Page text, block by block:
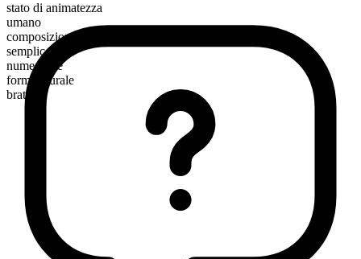
stato di animatezza
umano
composizione morfologica
semplice
numerabile
forma plurale
brats